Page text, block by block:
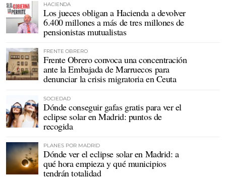
HACIENDA
Los jueces obligan a Hacienda a devolver
6.400 millones a más de tres millones de
pensionistas mutualistas
FRENTE OBRERO
Frente Obrero convoca una concentración
ante la Embajada de Marruecos para
denunciar la crisis migratoria en Ceuta
SOCIEDAD
Dónde conseguir gafas gratis para ver el
eclipse solar en Madrid: puntos de
recogida
PLANES POR MADRID
Dónde ver el eclipse solar en Madrid: a
qué hora empieza y qué municipios
tendrán totalidad